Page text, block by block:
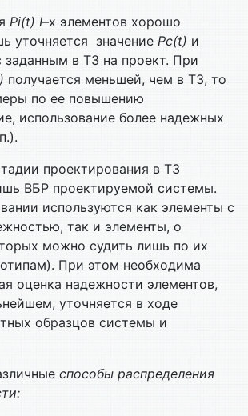
Pi(t) I–х элементов хорошо
уточняется значение Pс(t) и
заданным в ТЗ на проект. При
получается меньшей, чем в ТЗ, то
по ее повышению
использование более надежных
проектирования в ТЗ
ВБР проектируемой системы.
используются как элементы с
так и элементы, о
можно судить лишь по их
При этом необходима
оценка надежности элементов,
уточняется в ходе
образцов системы и
способы распределения